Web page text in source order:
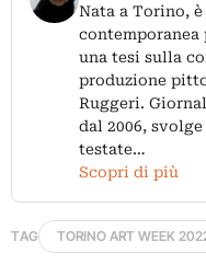
Nata a Torino,
contemporanea
una tesi sulla
produzione
Ruggeri.
dal 2006,
testate…
Scopri di più
TAG TORINO ART WEEK